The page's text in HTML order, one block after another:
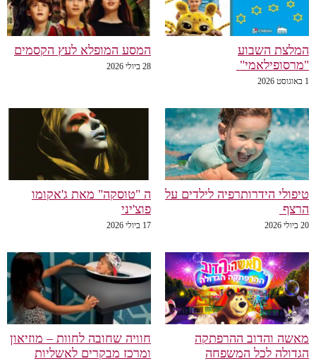
המלצת השבוע
"מרסופילאמי"
1 באוגוסט 2026
המסע המופלא לעץ הקסמים
28 ביולי 2026
טיפולי הידרותרפיה לילדים על
הרצף
20 ביולי 2026
ה "טוסקה" מאת ג'אקומו
פוצ'יני
17 ביולי 2026
מאשה והדוב ההרפתקה
הגדולה לכל המשפחה
חוויה שחובה לחוות – מוזיאון
ומרכז מבקרים לאשליות